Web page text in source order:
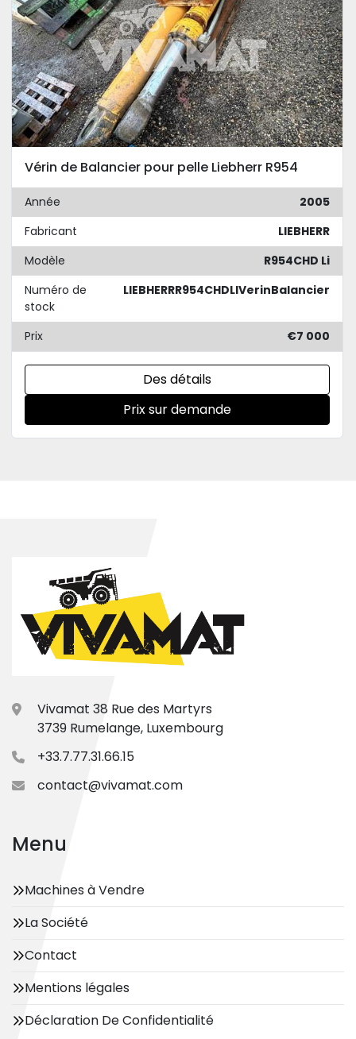
Vérin de Balancier pour pelle Liebherr R954
Année
2005
Fabricant
LIEBHERR
Modèle
R954CHD Li
Numéro de
stock
LIEBHERRR954CHDLIVerinBalancier
Prix €7 000
Des détails
Prix sur demande
Vivamat 38 Rue des Martyrs
3739 Rumelange, Luxembourg
+33.7.77.31.66.15
contact@vivamat.com
Menu
Machines à Vendre
La Société
Contact
Mentions légales
Déclaration De Confidentialité